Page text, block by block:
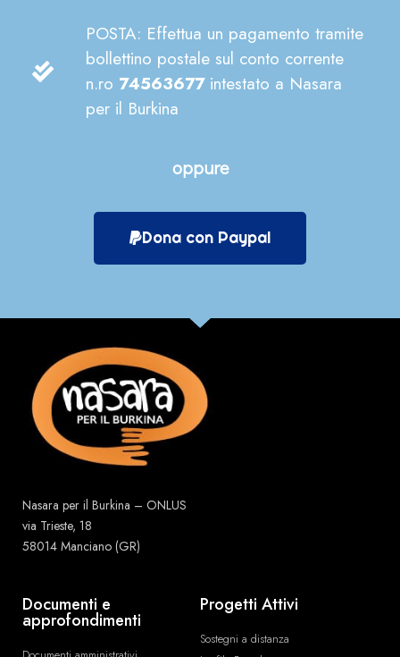
POSTA: Effettua un pagamento tramite
bollettino postale sul conto corrente
n.ro 74563677 intestato a Nasara
per il Burkina
oppure
Dona con Paypal
Nasara per il Burkina – ONLUS
via Trieste, 18
58014 Manciano (GR)
Documenti e
approfondimenti
Progetti Attivi
Sostegni a distanza